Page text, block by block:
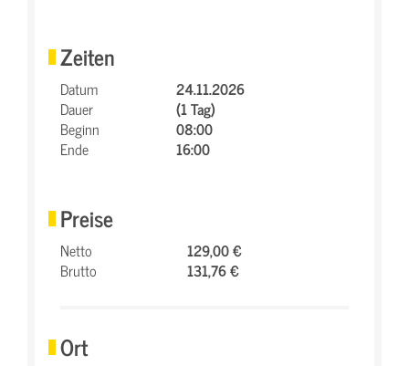
Zeiten
Datum
24.11.2026
Dauer
(1 Tag)
Beginn
08:00
Ende
16:00
Preise
Netto
129,00 €
Brutto
131,76 €
Ort